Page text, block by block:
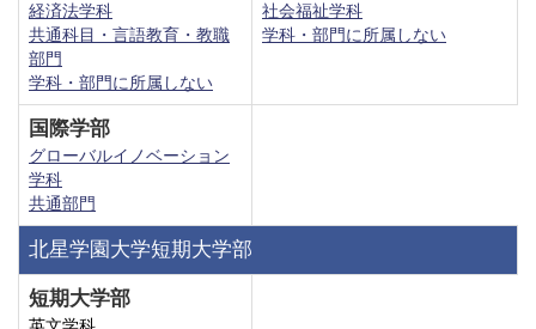
経済法学科
共通科目・言語教育・教職
部門
学科・部門に所属しない
社会福祉学科
学科・部門に所属しない
国際学部
グローバルイノベーション
学科
共通部門
北星学園大学短期大学部
短期大学部